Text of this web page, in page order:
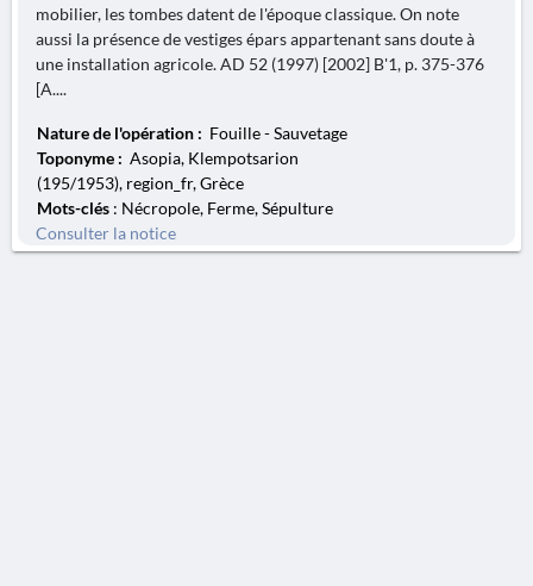
mobilier, les tombes datent de l'époque classique. On note
aussi la présence de vestiges épars appartenant sans doute à
une installation agricole. AD 52 (1997) [2002] B'1, p. 375-376
[A....
Nature de l'opération : Fouille - Sauvetage
Toponyme : Asopia, Klempotsarion
(195/1953), region_fr, Grèce
Mots-clés : Nécropole, Ferme, Sépulture
Consulter la notice